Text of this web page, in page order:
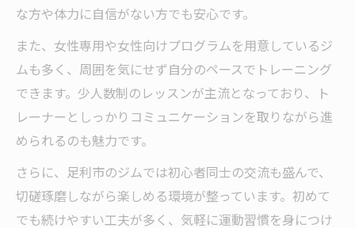
利？
キックボクシングならではのボディメイク
の特徴
ジム派とキックボクシング派の口コミをチ
ェック
効率的な通い方を知れば無理なく続けられる理
由
キックボクシングで効率よく痩せる通い方
の工夫
な方や体力に自信がない方でも安心です。
また、女性専用や女性向けプログラムを用意しているジ
ムも多く、周囲を気にせず自分のペースでトレーニング
できます。少人数制のレッスンが主流となっており、ト
レーナーとしっかりコミュニケーションを取りながら進
められるのも魅力です。
さらに、足利市のジムでは初心者同士の交流も盛んで、
切磋琢磨しながら楽しめる環境が整っています。初めて
でも続けやすい工夫が多く、気軽に運動習慣を身につけ